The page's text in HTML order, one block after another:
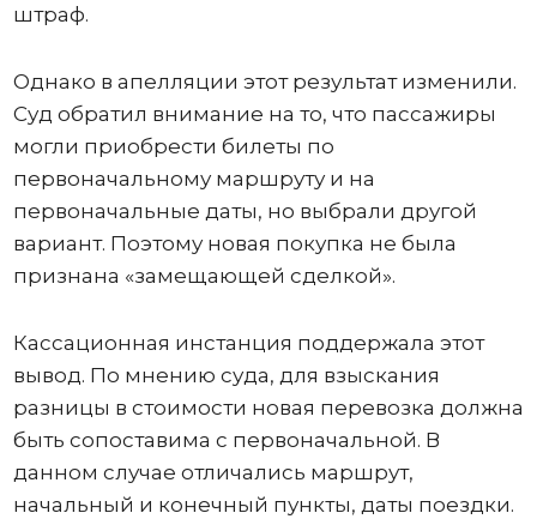
штраф.
Однако в апелляции этот результат изменили.
Суд обратил внимание на то, что пассажиры
могли приобрести билеты по
первоначальному маршруту и на
первоначальные даты, но выбрали другой
вариант. Поэтому новая покупка не была
признана «замещающей сделкой».
Кассационная инстанция поддержала этот
вывод. По мнению суда, для взыскания
разницы в стоимости новая перевозка должна
быть сопоставима с первоначальной. В
данном случае отличались маршрут,
начальный и конечный пункты, даты поездки.